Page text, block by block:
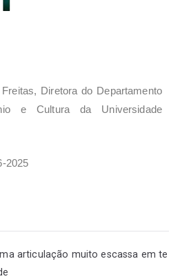
Diretora do Departamento
e Cultura da Universidade
2025
articulação muito escassa em te